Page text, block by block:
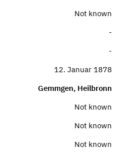
Not known
-
-
12. Januar 1878
Gemmgen, Heilbronn
Not known
Not known
Not known